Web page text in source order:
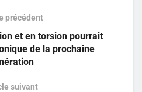
précédent
et en torsion pourrait
de la prochaine
suivant